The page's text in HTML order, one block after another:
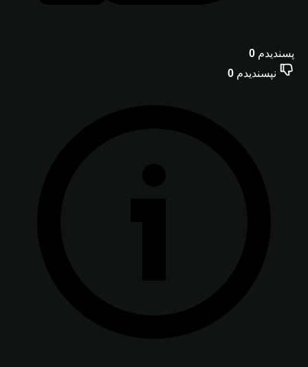
پسندیدم 0
نپسندیدم 0